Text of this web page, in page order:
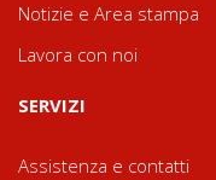
Notizie e Area stampa
Lavora con noi
SERVIZI
Assistenza e contatti